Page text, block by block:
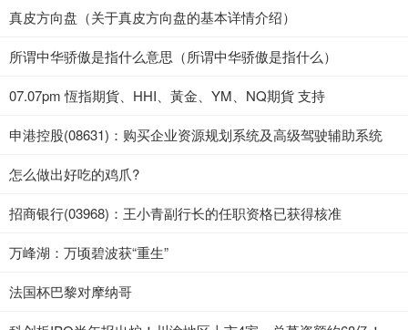
真皮方向盘（关于真皮方向盘的基本详情介绍）
所谓中华骄傲是指什么意思（所谓中华骄傲是指什么）
07.07pm 恆指期貨、HHI、黃金、YM、NQ期貨 支持
申港控股(08631)：购买企业资源规划系统及高级驾驶辅助系统
怎么做出好吃的鸡爪?
招商银行(03968)：王小青副行长的任职资格已获得核准
万峰湖：万顷碧波获“重生”
法国杯巴黎对摩纳哥